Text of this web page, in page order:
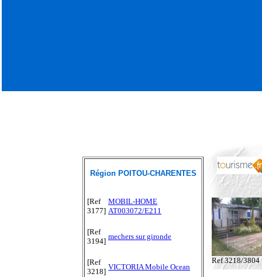
Région POITOU-CHARENTES
[Ref
3177]
MOBIL-HOME
AT003072/E211
[Ref
3194]
mechers sur gironde
[Ref
3218]
VICTORIA Mobile Ocean
Ref 3218/3804